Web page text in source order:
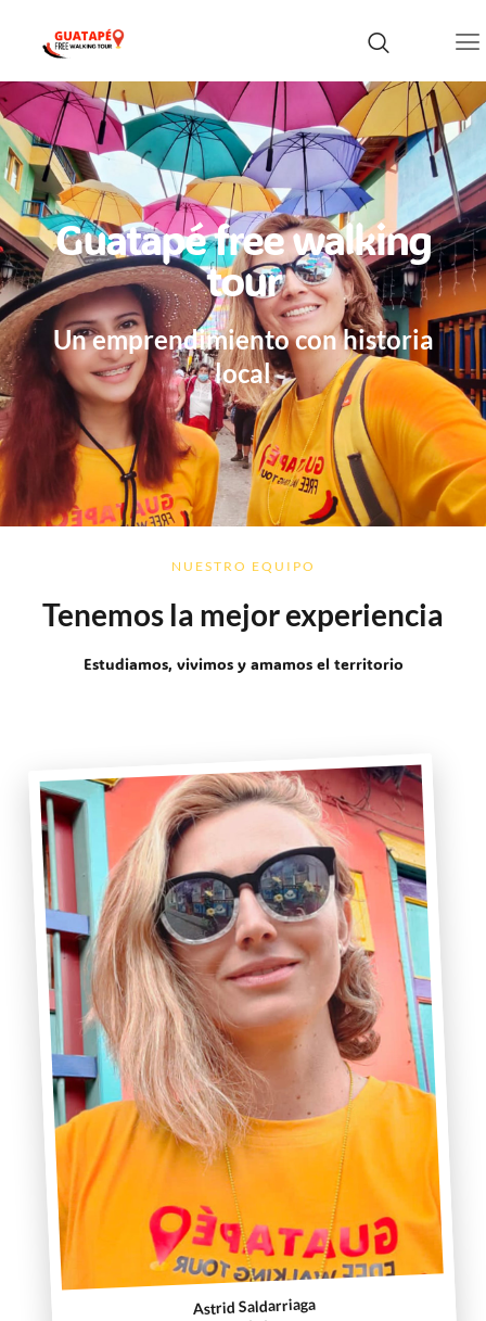
Guatapé free walking
tour
Un emprendimiento con historia
local
NUESTRO EQUIPO
Tenemos la mejor experiencia
Estudiamos, vivimos y amamos el territorio
Astrid Saldarriaga